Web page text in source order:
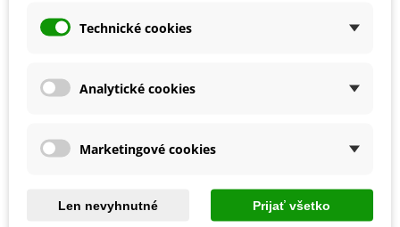
Stanovište by malo byť slnečné či polotienisté. Lepšie
Pôdu zvoľtedobre priepustnú, výživnú,
rozmnožovať rezkovaním, ktoré je pomerne ľahké.
Farba Kvetu
Doba Kvitnutia
Október
Stanovisko
Polotienisté
Marec
SemenaOnline
Technické cookies
Analytické cookies
Marketingové cookies
Len nevyhnutné Prijať všetko